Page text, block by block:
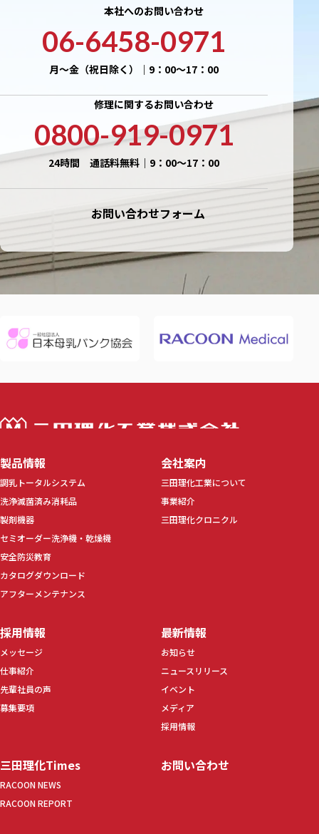
本社へのお問い合わせ
06-6458-0971
月〜金（祝日除く）｜9：00〜17：00
修理に関するお問い合わせ
0800-919-0971
24時間 通話料無料｜9：00〜17：00
お問い合わせフォーム
三田理化工業
製品情報
調乳トータルシステム
洗浄滅菌済み消耗品
製剤機器
セミオーダー洗浄機・乾燥機
安全防災教育
カタログダウンロード
アフターメンテナンス
会社案内
三田理化工業について
事業紹介
三田理化クロニクル
採用情報
メッセージ
仕事紹介
先輩社員の声
募集要項
最新情報
お知らせ
ニュースリリース
イベント
メディア
採用情報
三田理化Times
RACOON NEWS
RACOON REPORT
お問い合わせ